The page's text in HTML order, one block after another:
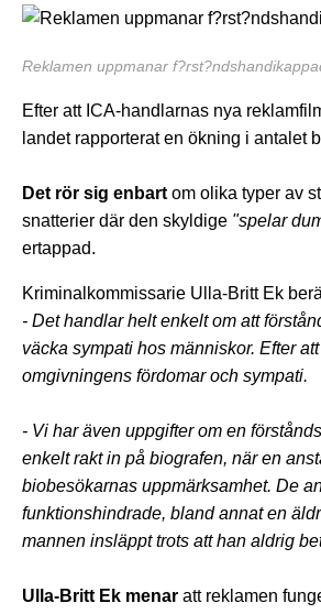
Reklamen uppmanar
Efter att ICA-handlarnas nya
landet rapporterat en ökning i antalet
Det rör sig enbart om olika typer av
snatterier där den skyldige "spelar
ertappad.
Kriminalkommissarie Ulla-Britt Ek
- Det handlar helt enkelt om att
väcka sympati hos människor. Efter
omgivningens fördomar och sympati.
- Vi har även uppgifter om en
enkelt rakt in på biografen, när en
biobesökarnas uppmärksamhet. De
funktionshindrade, bland annat en
mannen insläppt trots att han aldrig
Ulla-Britt Ek menar att reklamen